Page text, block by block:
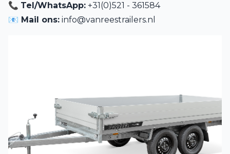
📞 Tel/WhatsApp: +31(0)521 - 361584
📧 Mail ons: info@vanreestrailers.nl